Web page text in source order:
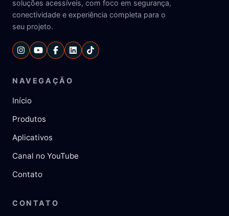
soluções acessíveis, com foco em segurança,
conectividade e experiência completa para o
seu projeto.
NAVEGAÇÃO
Início
Produtos
Aplicativos
Canal no YouTube
Contato
CONTATO